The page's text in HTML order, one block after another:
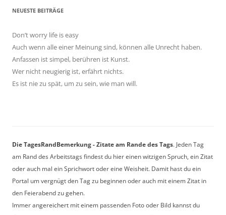
NEUESTE BEITRÄGE
Don’t worry life is easy
Auch wenn alle einer Meinung sind, können alle Unrecht haben.
Anfassen ist simpel, berühren ist Kunst.
Wer nicht neugierig ist, erfährt nichts.
Es ist nie zu spät, um zu sein, wie man will.
Die TagesRandBemerkung - Zitate am Rande des Tags. Jeden Tag
am Rand des Arbeitstags findest du hier einen witzigen Spruch, ein Zitat
oder auch mal ein Sprichwort oder eine Weisheit. Damit hast du ein
Portal um vergnügt den Tag zu beginnen oder auch mit einem Zitat in
den Feierabend zu gehen.
Immer angereichert mit einem passenden Foto oder Bild kannst du